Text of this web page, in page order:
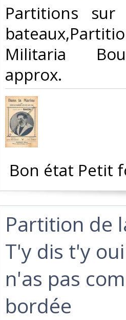
‎Partitions
Militaria
approx.‎
Bon état Petit
‎Partition de
T'y dis t'y
n'as pas
bordée ‎